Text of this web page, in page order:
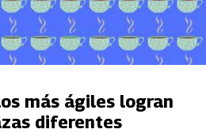
más ágiles logran
diferentes